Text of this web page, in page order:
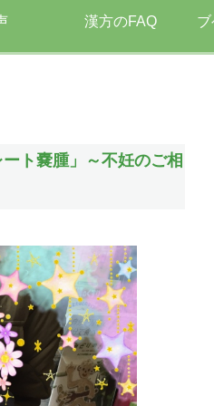
漢方のFAQ
ト嚢腫」～不妊のご相